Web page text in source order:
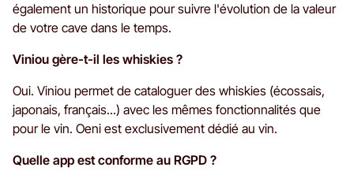
également un historique pour suivre l'évolution de la valeur
de votre cave dans le temps.
Viniou gère-t-il les whiskies ?
Oui. Viniou permet de cataloguer des whiskies (écossais,
japonais, français...) avec les mêmes fonctionnalités que
pour le vin. Oeni est exclusivement dédié au vin.
Quelle app est conforme au RGPD ?